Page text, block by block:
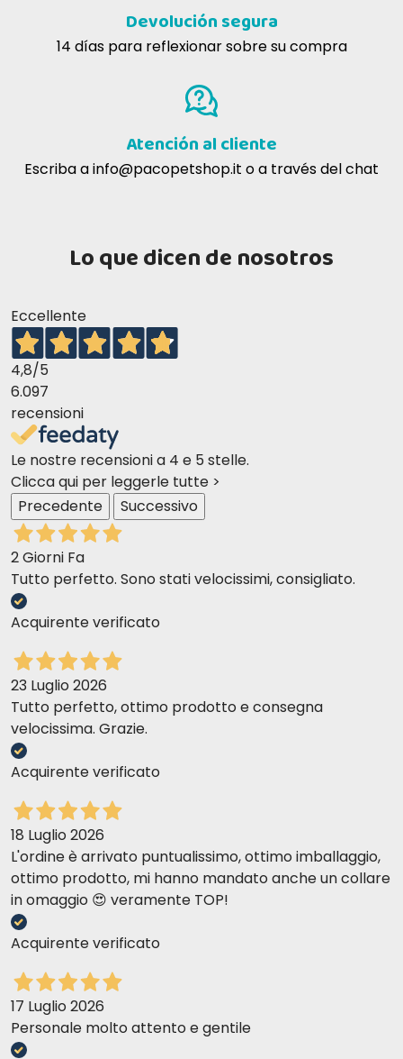
COMPONENTES ANALÍTICOS DE FARMINA
VET LIFE OBESITY ER PERROS
Devolución segura
14 días para reflexionar sobre su compra
Atención al cliente
Escriba ainfo@pacopetshop.it o a través del chat
Lo que dicen de nosotros
Eccellente
4,8/5
6.097
recensioni
Le nostre recensioni a 4 e 5 stelle.
Clicca qui per leggerle tutte >
Precedente
Successivo
2 Giorni Fa
Tutto perfetto. Sono stati velocissimi, consigliato.
Acquirente verificato
23 Luglio 2026
Tutto perfetto, ottimo prodotto e consegna
velocissima. Grazie.
Acquirente verificato
18 Luglio 2026
L'ordine è arrivato puntualissimo, ottimo imballaggio,
ottimo prodotto, mi hanno mandato anche un collare
in omaggio 😍 veramente TOP!
Acquirente verificato
17 Luglio 2026
Personale molto attento e gentile